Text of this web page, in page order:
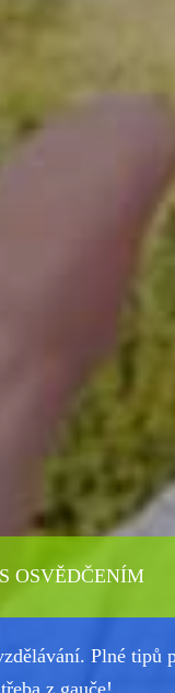
OSVĚDČENÍM
Plné tipů
z gauče!